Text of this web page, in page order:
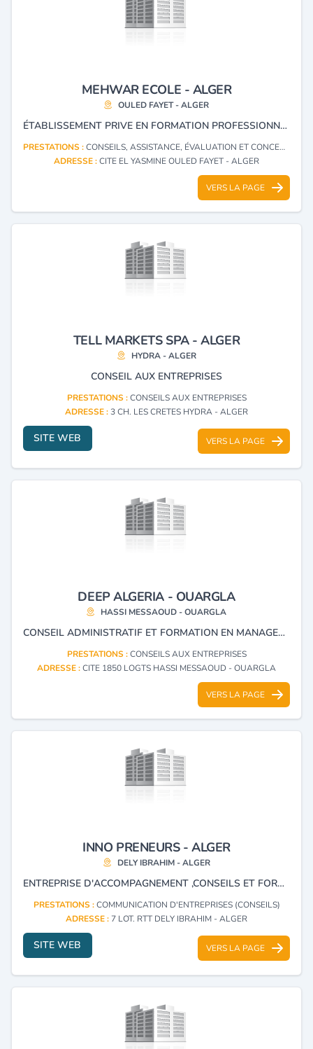
MEHWAR ECOLE - ALGER
OULED FAYET - ALGER
ÉTABLISSEMENT PRIVE EN FORMATION PROFESSIONNELLE LIÉE AU DOMAINE DU CONSEIL, ASSISTANCE, AIDE MÉDICALE, TECHNICIEN LABORATOIRE, AGENTS ADMINISTRATIF ET CONTRÔLE DE QUALITÉ.
PRESTATIONS :CONSEILS, ASSISTANCE, ÉVALUATION ET CONCEPTION DE PROGRAMME DE FORMATION
ADRESSE :CITE EL YASMINE OULED FAYET - ALGER
VERS LA PAGE
TELL MARKETS SPA - ALGER
HYDRA - ALGER
CONSEIL AUX ENTREPRISES
PRESTATIONS :CONSEILS AUX ENTREPRISES
ADRESSE :3 CH. LES CRETES HYDRA - ALGER
SITE WEB VERS LA PAGE
DEEP ALGERIA - OUARGLA
HASSI MESSAOUD - OUARGLA
CONSEIL ADMINISTRATIF ET FORMATION EN MANAGEMENT.
PRESTATIONS :CONSEILS AUX ENTREPRISES
ADRESSE :CITE 1850 LOGTS HASSI MESSAOUD - OUARGLA
VERS LA PAGE
INNO PRENEURS - ALGER
DELY IBRAHIM - ALGER
ENTREPRISE D'ACCOMPAGNEMENT ,CONSEILS ET FORMATION A LA CRÉATION ET DÉVELOPPEMENT DES ENTREPRISES
PRESTATIONS :COMMUNICATION D'ENTREPRISES (CONSEILS)
ADRESSE : 7 LOT. RTT DELY IBRAHIM - ALGER
SITE WEB VERS LA PAGE